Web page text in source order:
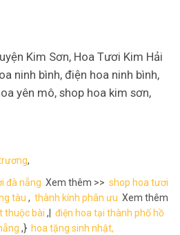
Kim Sơn, Hoa Tươi Kim Hải
ninh bình, điện hoa ninh bình,
yên mô, shop hoa kim sơn,
,
đà nẵng Xem thêm >> shop hoa tươi
tàu , thành kính phân ưu Xem thêm
thuộc bài ,| điện hoa tại thành phố hồ
,} hoa tặng sinh nhật,